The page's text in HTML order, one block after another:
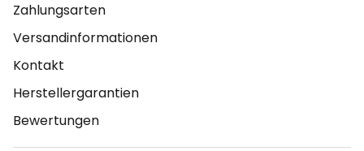
Zahlungsarten
Versandinformationen
Kontakt
Herstellergarantien
Bewertungen